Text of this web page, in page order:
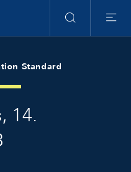
Suche
Menu
Standard
14.